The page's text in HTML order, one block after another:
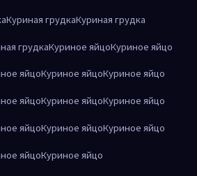
Куриная грудкаКуриная грудка
грудкаКуриное яйцоКуриное яйцо
яйцоКуриное яйцоКуриное яйцо
яйцоКуриное яйцоКуриное яйцо
яйцоКуриное яйцоКуриное яйцо
яйцоКуриное яйцо